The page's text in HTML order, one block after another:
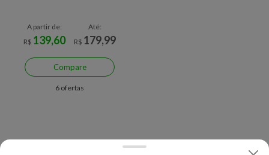
A partir de:
R$ 139,60
Até:
R$ 179,99
Compare
6 ofertas